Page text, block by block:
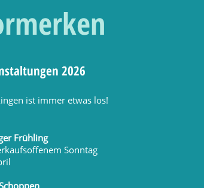
2026
ist immer etwas los!
Frühling
Sonntag